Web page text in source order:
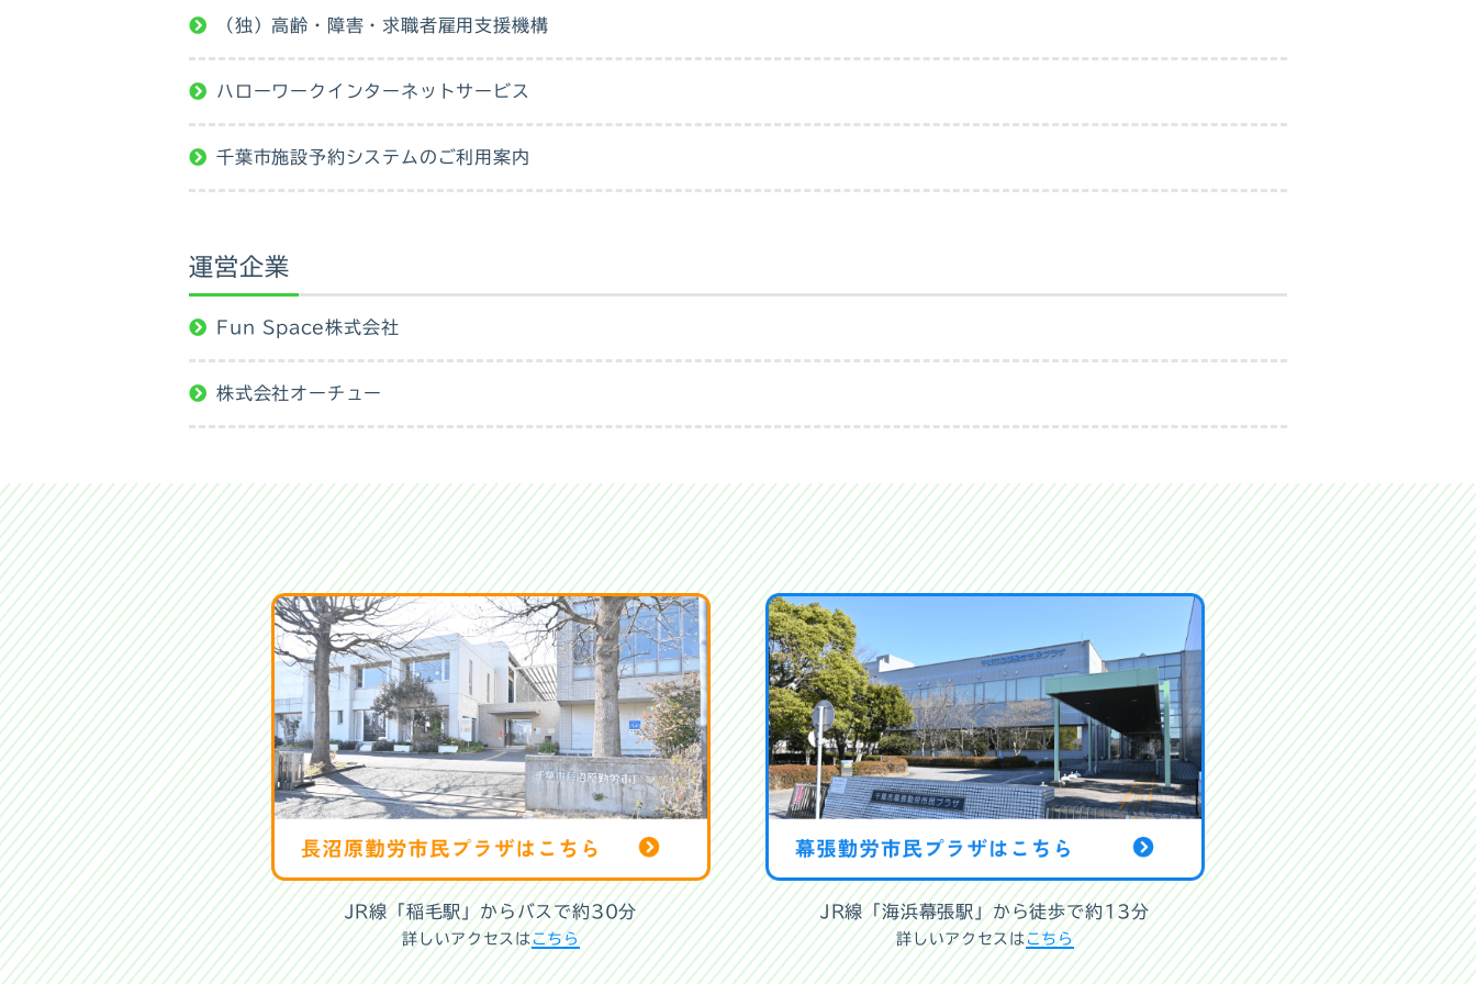
（独）高齢・障害・求職者雇用支援機構
ハローワークインターネットサービス
千葉市施設予約システムのご利用案内
運営企業
Fun Space株式会社
株式会社オーチュー
JR線「稲毛駅」からバスで約30分
詳しいアクセスはこちら
JR線「海浜幕張駅」から徒歩で約13分
詳しいアクセスはこちら